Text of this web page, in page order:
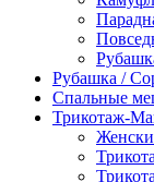
Рубашка /
Спальные
Трикотаж-